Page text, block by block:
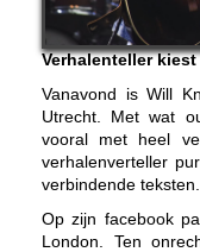
Verhalenteller
Vanavond is Will
Utrecht. Met wat
vooral met heel
verhalenverteller
verbindende teksten.
Op zijn facebook
London. Ten